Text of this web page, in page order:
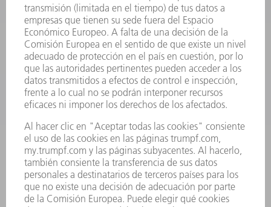
FÁBRICA INTELIGENTE
SOFTWARE
SERVICIOS
APLICACIONES
SECTORES
EMPRESA
CARRERA PROFESIONAL
OFERTAS DE TRABAJO
PERFIL DE LA EMPRESA
INFORME ANUAL
PRINCIPIOS CORPORATIVOS
CUMPLIMIENTO
SISTEMA DE INFORMADORES
SEGURIDAD
COMUNICADOS DE PRENSA
REVISTAS